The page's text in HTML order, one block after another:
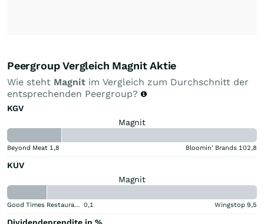
Peergroup Vergleich Magnit Aktie
Wie steht Magnit im Vergleich zum Durchschnitt der
entsprechenden Peergroup?
KGV
Magnit
Beyond Meat 1,8 Bloomin' Brands 102,8
KUV
Magnit
Good Times Restaurants 0,1 Wingstop 9,5